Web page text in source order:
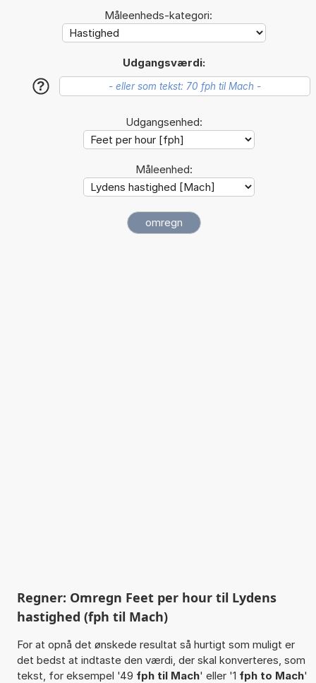
Måleenheds-kategori:
Udgangsværdi:
?
Udgangsenhed:
Måleenhed:
Regner: Omregn Feet per hour til Lydens
hastighed (fph til Mach)
For at opnå det ønskede resultat så hurtigt som muligt er
det bedst at indtaste den værdi, der skal konverteres, som
tekst, for eksempel '49 fph til Mach' eller '1 fph to Mach'